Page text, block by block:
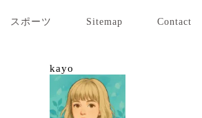
スポーツ Sitemap Contact
kayo